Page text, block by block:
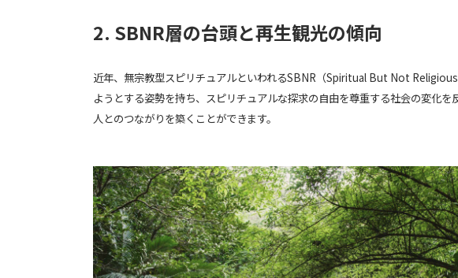
2. SBNR層の台頭と再生観光の傾向
近年、無宗教型スピリチュアルといわれるSBNR（Spiritual But Not
ようとする姿勢を持ち、スピリチュアルな探求の自由を尊重する社会の変化
人とのつながりを築くことができます。